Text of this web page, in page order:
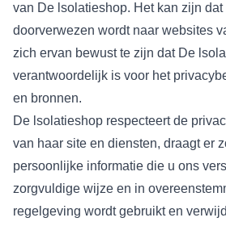
van De lsolatieshop. Het kan zijn
doorverwezen wordt naar websites
zich ervan bewust te zijn dat De
verantwoordelijk is voor het
en bronnen.
De lsolatieshop respecteert de
van haar site en diensten, draagt er
persoonlijke informatie die u ons
zorgvuldige wijze en in
regelgeving wordt gebruikt en